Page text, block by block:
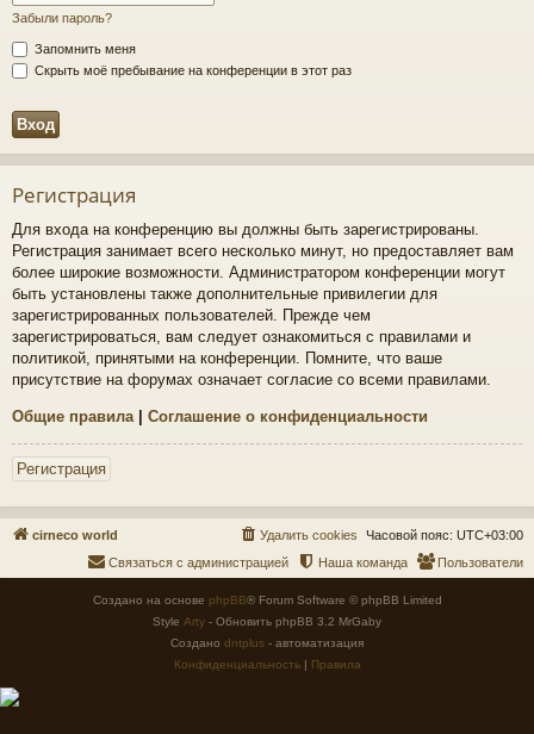
Забыли пароль?
Запомнить меня
Скрыть моё пребывание на конференции в этот раз
Регистрация
Для входа на конференцию вы должны быть зарегистрированы.
Регистрация занимает всего несколько минут, но предоставляет вам
более широкие возможности. Администратором конференции могут
быть установлены также дополнительные привилегии для
зарегистрированных пользователей. Прежде чем
зарегистрироваться, вам следует ознакомиться с правилами и
политикой, принятыми на конференции. Помните, что ваше
присутствие на форумах означает согласие со всеми правилами.
Общие правила | Соглашение о конфиденциальности
Регистрация
cirneco world Часовой пояс: UTC+03:00
Удалить cookies
Пользователи
Наша команда
Связаться с администрацией
Создано на основе phpBB® Forum Software © phpBB Limited
Style Arty - Обновить phpBB 3.2 MrGaby
Создано dntplus - автоматизация
Конфиденциальность| Правила